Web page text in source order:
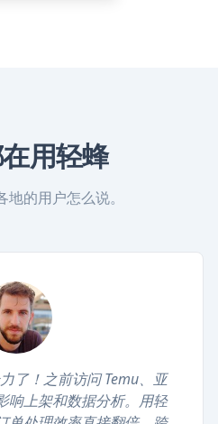
用轻蜂
的用户怎么说。
了！之前访问 Temu、亚
响上架和数据分析。用轻